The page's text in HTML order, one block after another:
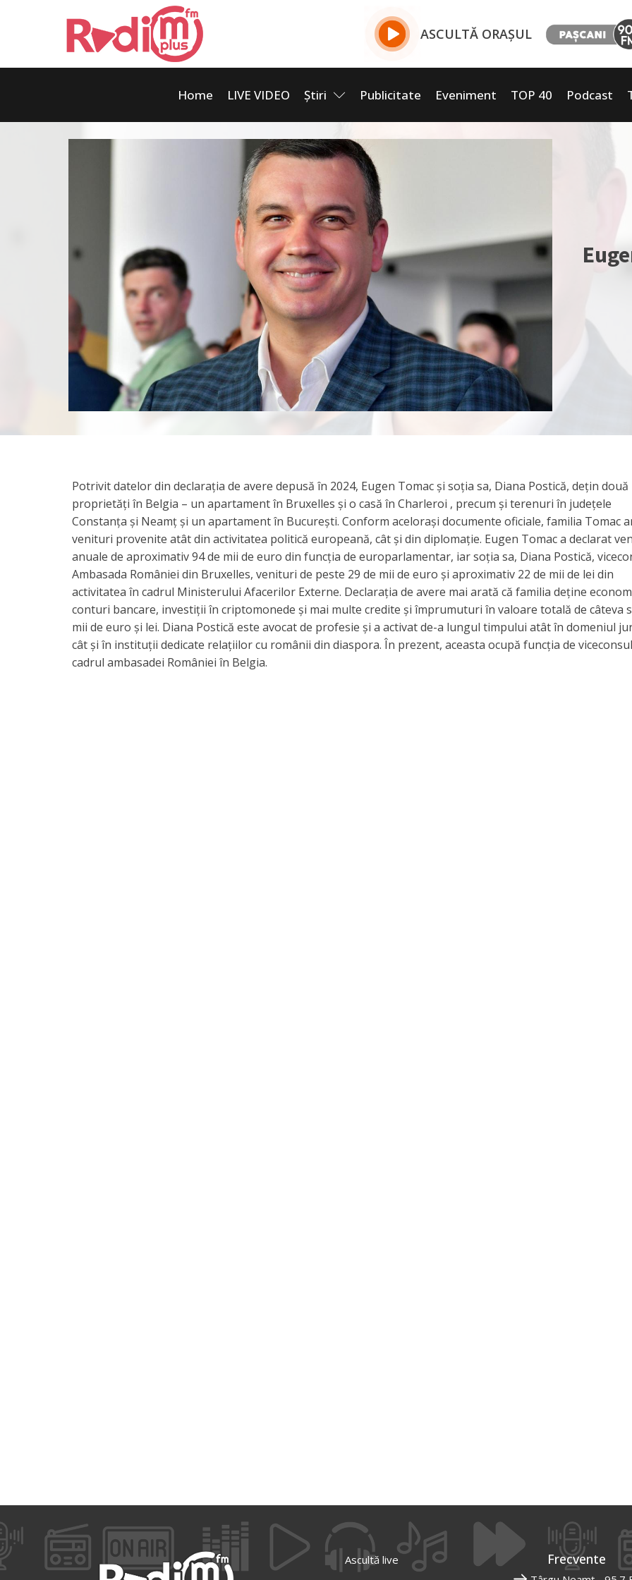
ASCULTĂ ORAȘUL
Home LIVE VIDEO Știri Publicitate Eveniment TOP 40 Podcast
Potrivit datelor din declarația de avere depusă în 2024, Eugen Tomac și soția sa, Diana Postică, dețin două
proprietăți în Belgia – un apartament în Bruxelles și o casă în Charleroi , precum și terenuri în județele
Constanța și Neamț și un apartament în București. Conform acelorași documente oficiale, familia Tomac
venituri provenite atât din activitatea politică europeană, cât și din diplomație. Eugen Tomac a declarat
anuale de aproximativ 94 de mii de euro din funcția de europarlamentar, iar soția sa, Diana Postică,
Ambasada României din Bruxelles, venituri de peste 29 de mii de euro și aproximativ 22 de mii de lei din
activitatea în cadrul Ministerului Afacerilor Externe. Declarația de avere mai arată că familia deține
conturi bancare, investiții în criptomonede și mai multe credite și împrumuturi în valoare totală de câteva
mii de euro și lei. Diana Postică este avocat de profesie și a activat de-a lungul timpului atât în domeniul
cât și în instituții dedicate relațiilor cu românii din diaspora. În prezent, aceasta ocupă funcția de
cadrul ambasadei României în Belgia.
Ascultă live
Frecvente